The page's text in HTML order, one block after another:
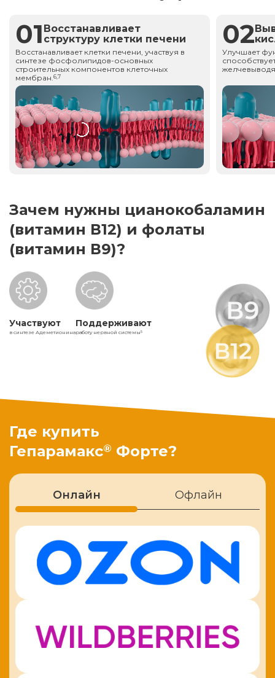
01 Восстанавливает
структуру клетки печени
Восстанавливает клетки печени, участвуя в
синтезе фосфолипидов-основных
строительных компонентов клеточных
мембран.6,7
02
Улучшает
Зачем нужны цианокобаламин
(витамин В12) и фолаты
(витамин В9)?
Участвуют
в синтезе Адеметионина
Поддерживают
работу нервной системы5
Где купить
Гепарамакс® Форте?
Онлайн Офлайн